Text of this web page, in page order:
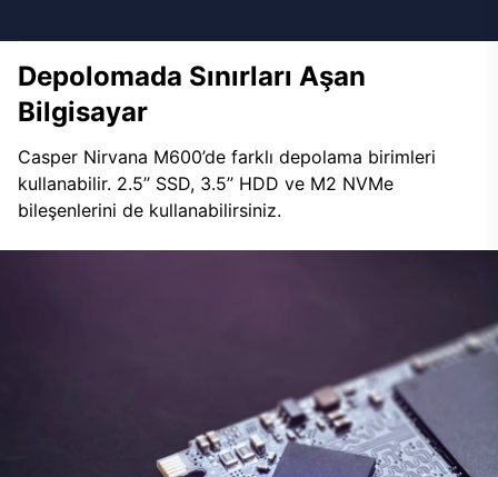
Depolomada Sınırları Aşan
Bilgisayar
Casper Nirvana M600’de farklı depolama birimleri
kullanabilir. 2.5’’ SSD, 3.5’’ HDD ve M2 NVMe
bileşenlerini de kullanabilirsiniz.